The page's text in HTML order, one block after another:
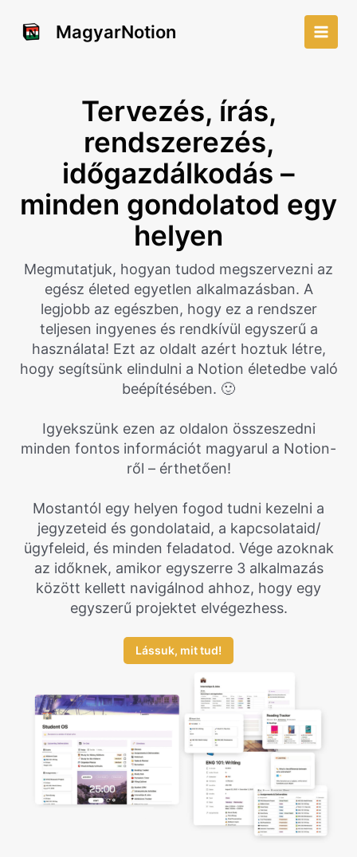
MagyarNotion
Main
Tervezés, írás,
rendszerezés,
időgazdálkodás –
minden gondolatod egy
helyen
Megmutatjuk, hogyan tudod megszervezni az
egész életed egyetlen alkalmazásban. A
legjobb az egészben, hogy ez a rendszer
teljesen ingyenes és rendkívül egyszerű a
használata! Ezt az oldalt azért hoztuk létre,
hogy segítsünk elindulni a Notion életedbe való
beépítésében. 🙂
Igyekszünk ezen az oldalon összeszedni
minden fontos információt magyarul a Notion-
ről – érthetően!
Mostantól egy helyen fogod tudni kezelni a
jegyzeteid és gondolataid, a kapcsolataid/
ügyfeleid, és minden feladatod. Vége azoknak
az időknek, amikor egyszerre 3 alkalmazás
között kellett navigálnod ahhoz, hogy egy
egyszerű projektet elvégezhess.
Lássuk, mit tud!